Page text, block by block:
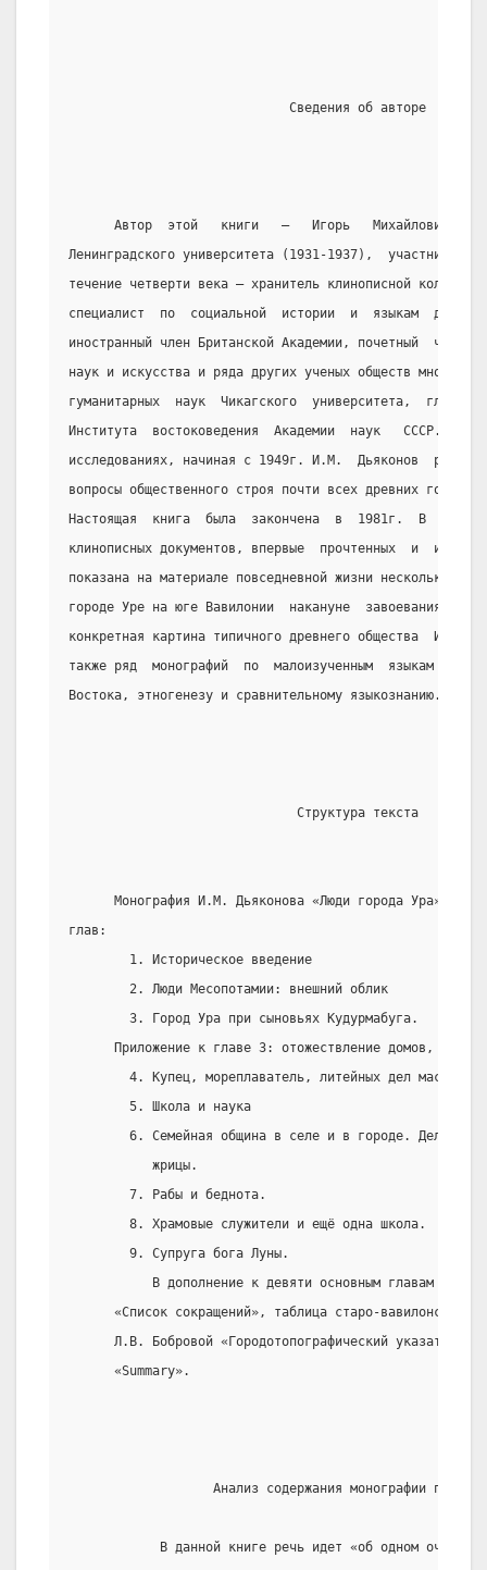
                             Сведения об авторе
Автор  этой   книги   –   Игорь   Михайлович
Ленинградского университета (1931-1937),  участник
течение четверти века – хранитель клинописной
специалист  по  социальной  истории  и  языкам
иностранный член Британской Академии, почетный  член
наук и искусства и ряда других ученых обществ многих
гуманитарных  наук  Чикагского  университета,
Института  востоковедения  Академии  наук   СССР.   В
исследованиях, начиная с 1949г. И.М.  Дьяконов
вопросы общественного строя почти всех древних
Настоящая  книга  была  закончена  в  1981г.  В  ней
клинописных документов, впервые  прочтенных  и
показана на материале повседневной жизни нескольких
городе Уре на юге Вавилонии  накануне  завоевания
конкретная картина типичного древнего общества  И.М.
также ряд  монографий  по  малоизученным  языкам  и
Востока, этногенезу и сравнительному языкознанию.
                              Структура текста
Монография И.М. Дьяконова «Люди города Ура»
глав:
        1. Историческое введение
        2. Люди Месопотамии: внешний облик
        3. Город Ура при сыновьях Кудурмабуга.
Приложение к главе 3: отожествление домов, где
        4. Купец, мореплаватель, литейных дел мастер
        5. Школа и наука
6. Семейная община в селе и в городе. Дельцы и
           жрицы.
        7. Рабы и беднота.
        8. Храмовые служители и ещё одна школа.
        9. Супруга бога Луны.
В дополнение к девяти основным главам
«Список сокращений», таблица старо-вавилонских
Л.В. Бобровой «Городотопографический указатель»,
      «Summary».
Анализ содержания монографии по
В данной книге речь идет «об одном очень